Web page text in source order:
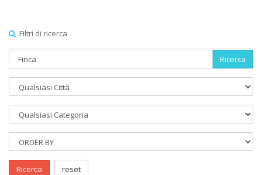
Filtri di ricerca
Ricerca
Ricerca reset